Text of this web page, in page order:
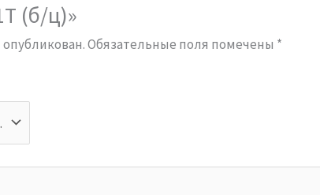
(б/ц)»
Обязательные поля помечены *